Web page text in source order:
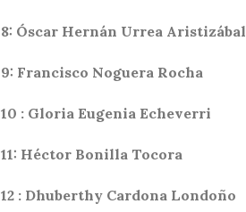
8: Óscar Hernán Urrea Aristizábal
9: Francisco Noguera Rocha
10 : Gloria Eugenia Echeverri
11: Héctor Bonilla Tocora
12 : Dhuberthy Cardona Londoño